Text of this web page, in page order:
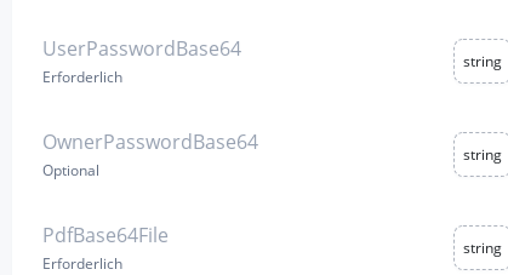
UserPasswordBase64
Erforderlich
string
OwnerPasswordBase64
Optional
string
PdfBase64File
Erforderlich
string